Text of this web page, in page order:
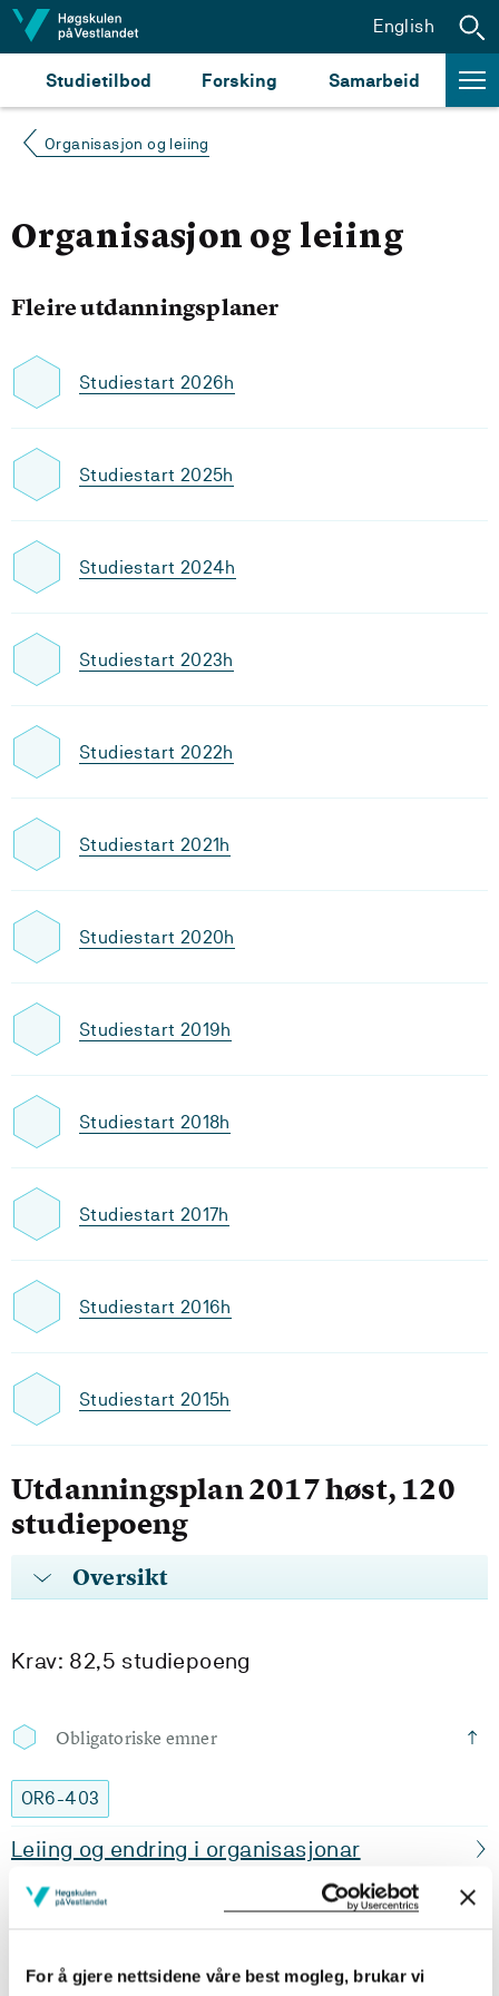
For å gjere nettsidene våre best mogleg, brukar vi
Hopp til innhald
Studietilbod Forsking Samarbeid
English
Organisasjon og leiing
Organisasjon og leiing
Fleire utdanningsplaner
Studiestart 2026h
Studiestart 2025h
Studiestart 2024h
Studiestart 2023h
Studiestart 2022h
Studiestart 2021h
Studiestart 2020h
Studiestart 2019h
Studiestart 2018h
Studiestart 2017h
Studiestart 2016h
Studiestart 2015h
Utdanningsplan 2017 høst, 120
studiepoeng
Oversikt
Krav: 82,5 studiepoeng
Obligatoriske emner
OR6-403
Leiing og endring i organisasjonar
Semester: 1 15 sp